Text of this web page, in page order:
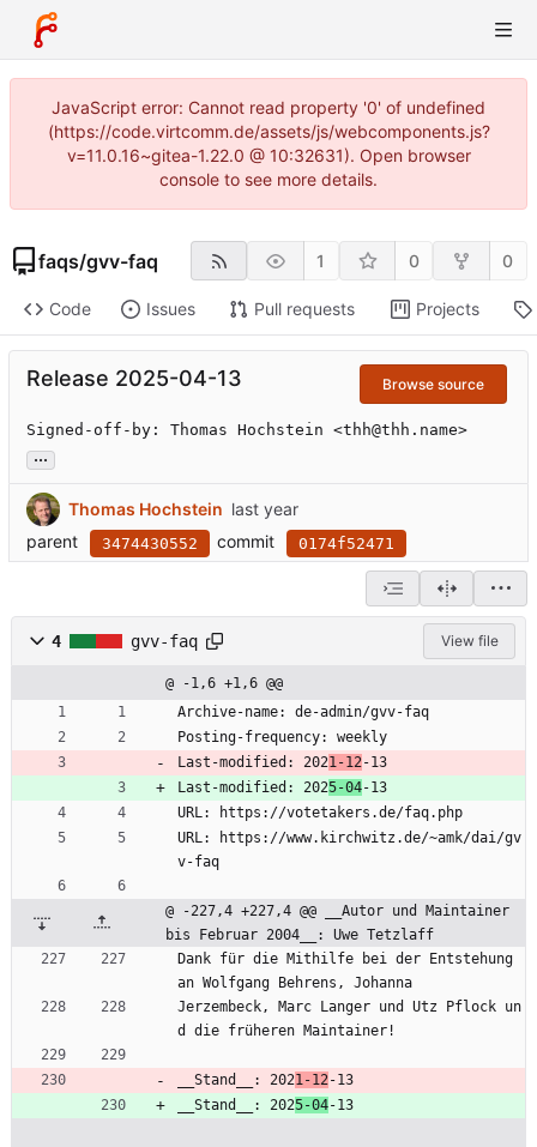
JavaScript error: Cannot read property '0' of undefined
(https://code.virtcomm.de/assets/js/webcomponents.js?
v=11.0.16~gitea-1.22.0 @ 10:32631). Open browser
console to see more details.
faqs/gvv-faq 1 0 0
Code Issues Pull requests Projects
Release 2025-04-13 Browse source
Signed-off-by: Thomas Hochstein <thh@thh.name>
...
Thomas Hochstein
parent
3474430552 commit 0174f52471
4 gvv-faq View file
@ -1,6 +1,6 @@
Archive-name: de-admin/gvv-faq
Posting-frequency: weekly
Last-modified: 2021-12-13
Last-modified: 2025-04-13
URL: https://votetakers.de/faq.php
URL: https://www.kirchwitz.de/~amk/dai/gv
v-faq
@ -227,4 +227,4 @@ __Autor und Maintainer
bis Februar 2004__: Uwe Tetzlaff
Dank für die Mithilfe bei der Entstehung
an Wolfgang Behrens, Johanna
Jerzembeck, Marc Langer und Utz Pflock un
d die früheren Maintainer!
__Stand__: 2021-12-13
__Stand__: 2025-04-13